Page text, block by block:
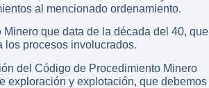
al mencionado ordenamiento.
que data de la década del 40, que
los procesos involucrados.
del Código de Procedimiento Minero
exploración y explotación, que debemos